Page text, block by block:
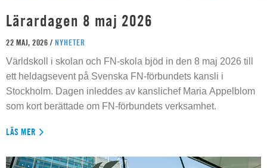
Lärardagen 8 maj 2026
22 MAJ, 2026 / NYHETER
Världskoll i skolan och FN-skola bjöd in den 8 maj 2026 till
ett heldagsevent på Svenska FN-förbundets kansli i
Stockholm. Dagen inleddes av kanslichef Maria Appelblom
som kort berättade om FN-förbundets verksamhet.
LÄS MER